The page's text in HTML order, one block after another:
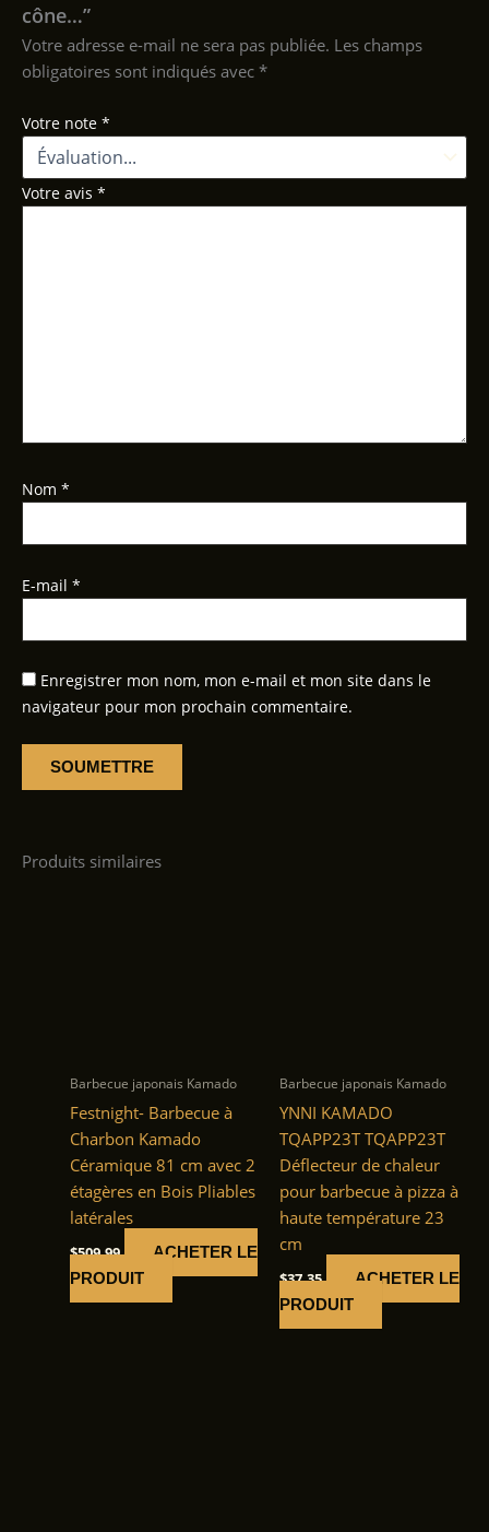
cône…”
Votre adresse e-mail ne sera pas publiée. Les champs
obligatoires sont indiqués avec *
Votre note *
Votre avis *
Nom *
E-mail *
Enregistrer mon nom, mon e-mail et mon site dans le
navigateur pour mon prochain commentaire.
Produits similaires
Barbecue japonais Kamado
Festnight- Barbecue à
Charbon Kamado
Céramique 81 cm avec 2
étagères en Bois Pliables
latérales
$509.99
ACHETER LE
PRODUIT
Barbecue japonais Kamado
YNNI KAMADO
TQAPP23T TQAPP23T
Déflecteur de chaleur
pour barbecue à pizza à
haute température 23
cm
$37.35
ACHETER LE
PRODUIT